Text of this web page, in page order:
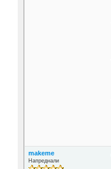
makeme
Напреднали